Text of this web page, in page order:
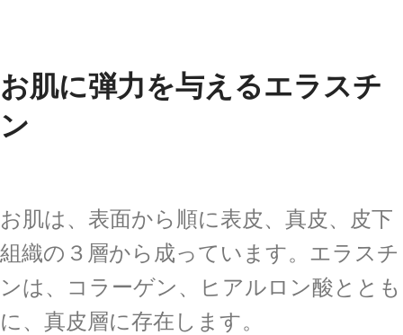
お肌に弾力を与えるエラスチ
ン
お肌は、表面から順に表皮、真皮、皮下
組織の３層から成っています。エラスチ
ンは、コラーゲン、ヒアルロン酸ととも
に、真皮層に存在します。